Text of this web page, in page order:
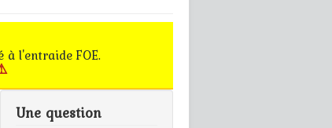
l'entraide FOE.
Une question